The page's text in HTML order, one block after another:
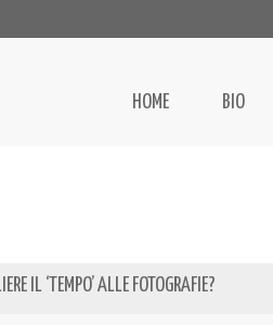
HOME BIO
IL ‘TEMPO’ ALLE FOTOGRAFIE?